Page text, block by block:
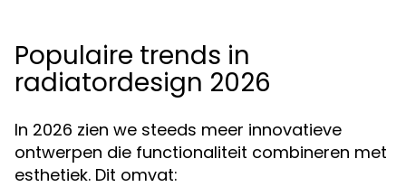
Populaire trends in
radiatordesign 2026
In 2026 zien we steeds meer innovatieve
ontwerpen die functionaliteit combineren met
esthetiek. Dit omvat: